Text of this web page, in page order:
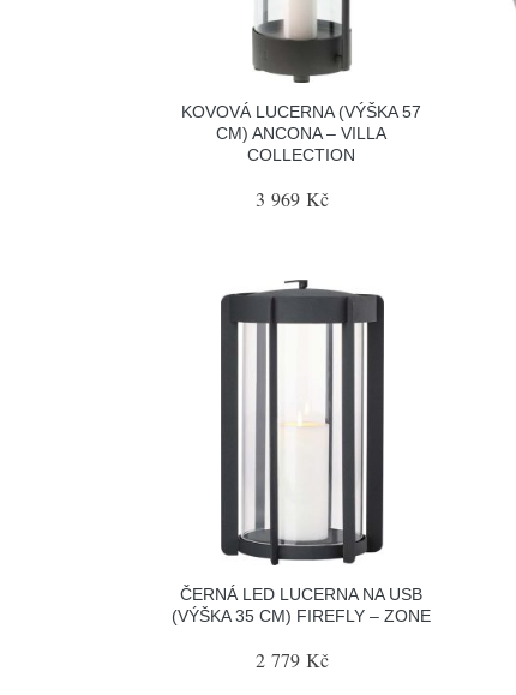
KOVOVÁ LUCERNA (VÝŠKA 57
CM) ANCONA – VILLA
COLLECTION
3 969 Kč
ČERNÁ LED LUCERNA NA USB
(VÝŠKA 35 CM) FIREFLY – ZONE
2 779 Kč